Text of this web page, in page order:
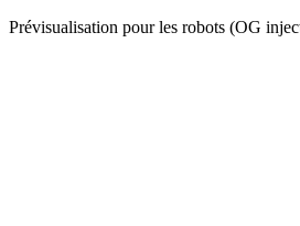
Prévisualisation pour les robots (OG